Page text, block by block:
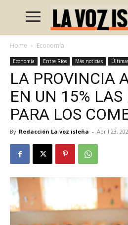
Home Economía
Economía Entre Ríos Más noticias
LA PROVINCIA
EN UN 15% LAS
PARA LOS
By Redacción La voz isleña - April 23,